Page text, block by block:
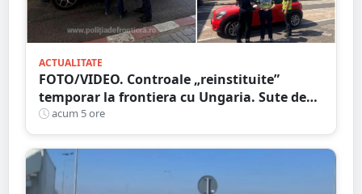
ACTUALITATE
FOTO/VIDEO. Controale „reinstituite”
temporar la frontiera cu Ungaria. Sute de
persoane și mașini, verificate în județul
Satu Mare
acum 5 ore